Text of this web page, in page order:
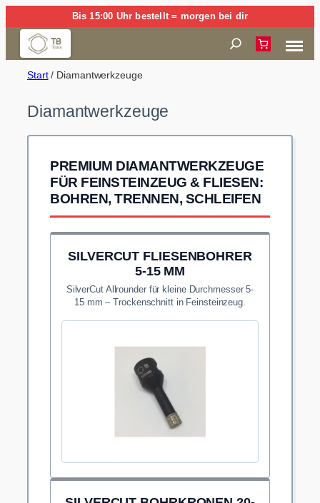
Inhalt
springen
Bis 15:00 Uhr bestellt = morgen bei dir
Suchen
Start/ Diamantwerkzeuge
Diamantwerkzeuge
PREMIUM DIAMANTWERKZEUGE
FÜR FEINSTEINZEUG & FLIESEN:
BOHREN, TRENNEN, SCHLEIFEN
SILVERCUT FLIESENBOHRER
5-15 MM
SilverCut Allrounder für kleine Durchmesser 5-
15 mm – Trockenschnitt in Feinsteinzeug.